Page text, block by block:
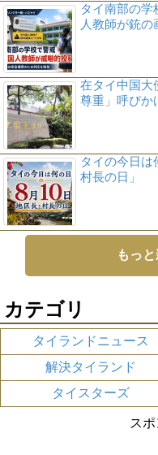
タイ南部の学
人教師が銃
在タイ中国大
尊重」呼び
タイの今日は
村長の日」
もっ
カテゴリ
タイランドニュース
解決タイランド
タイスターズ
ス